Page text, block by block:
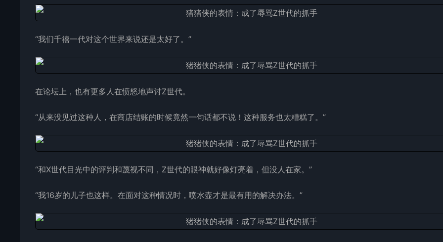
“我们千禧一代对这个世界来说还是太好了。”
在论坛上，也有更多人在愤怒地声讨Z世代。
“从来没见过这种人，在商店结账的时候竟然一句话都不说！这种服务也太糟糕了。”
“和X世代目光中的评判和蔑视不同，Z世代的眼神就好像灯亮着，但没人在家。”
“我16岁的儿子也这样。在面对这种情况时，喷水壶才是最有用的解决办法。”